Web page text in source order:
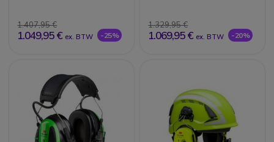
1.407,95 €
1.049,95 € ex. BTW -25%
1.329,95 €
1.069,95 € ex. BTW -20%